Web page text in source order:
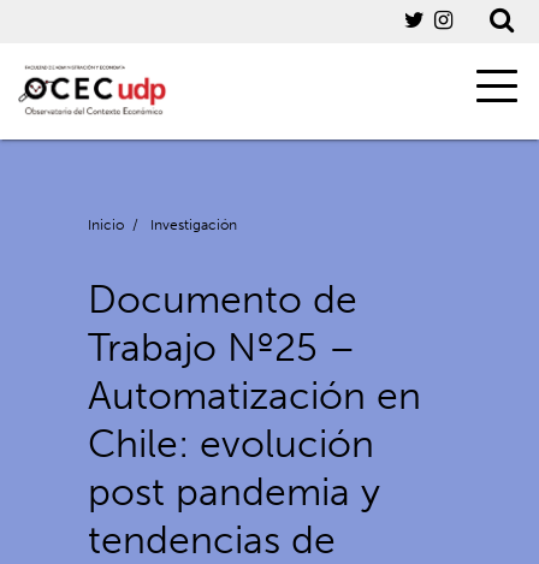
Inicio / Investigación
Documento de
Trabajo Nº25 –
Automatización en
Chile: evolución
post pandemia y
tendencias de